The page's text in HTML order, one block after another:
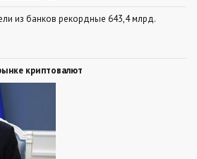
из банков рекордные 643,4 млрд.
криптовалют